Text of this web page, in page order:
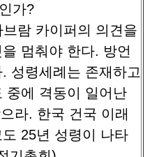
가?
람 카이퍼의 의견을
멈춰야 한다. 방언
성령세례는 존재하고
중에 격동이 일어난
라. 한국 건국 이래
25년 성령이 나타